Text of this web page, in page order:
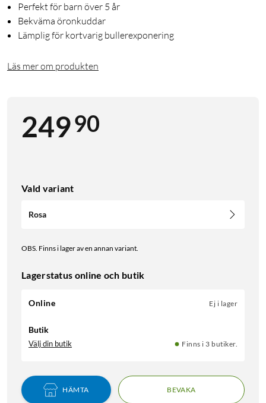
Perfekt för barn över 5 år
Bekväma öronkuddar
Lämplig för kortvarig bullerexponering
Läs mer om produkten
24990
Vald variant
Rosa
OBS. Finns i lager av en annan variant.
Lagerstatus online och butik
Online Ej i lager
Butik
Välj din butik Finns i 3 butiker.
HÄMTA BEVAKA